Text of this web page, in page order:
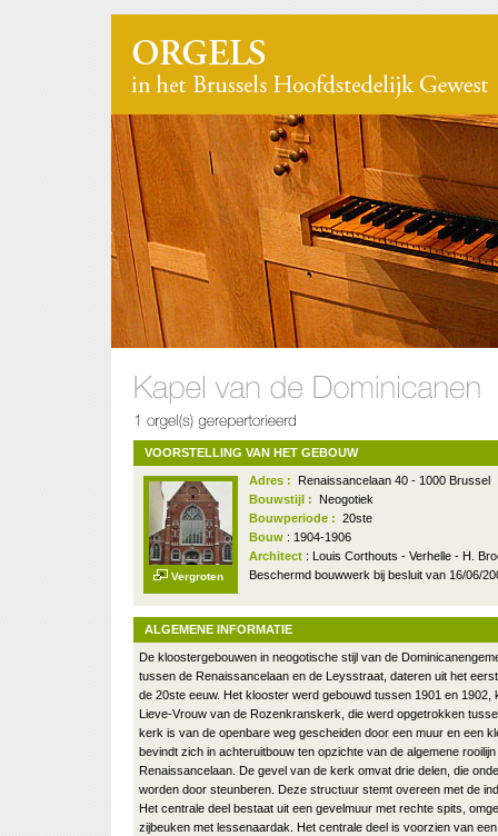
VOORSTELLING VAN HET GEBOUW
Vergroten
Adres :
Renaissancelaan 40 - 1000 Brussel
Bouwstijl :
Neogotiek
Bouwperiode : 20ste
Bouw : 1904-1906
Architect : Louis Corthouts - Verhelle - H.
Beschermd bouwwerk bij besluit van 16/06/
ALGEMENE INFORMATIE
De kloostergebouwen in neogotische stijl van de
tussen de Renaissancelaan en de Leysstraat, dateren uit het
de 20ste eeuw. Het klooster werd gebouwd tussen 1901 en 1902,
Lieve-Vrouw van de Rozenkranskerk, die werd opgetrokken
kerk is van de openbare weg gescheiden door een muur en een
bevindt zich in achteruitbouw ten opzichte van de algemene
Renaissancelaan. De gevel van de kerk omvat drie delen, die
worden door steunberen. Deze structuur stemt overeen met de
Het centrale deel bestaat uit een gevelmuur met rechte spits,
zijbeuken met lessenaardak. Het centrale deel is voorzien van